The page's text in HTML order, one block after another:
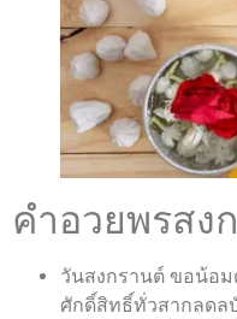
คำอวยพรสง
วันสงกรานต์ ขอน้อม
ศักดิ์สิทธิ์ทั่วสากลดล